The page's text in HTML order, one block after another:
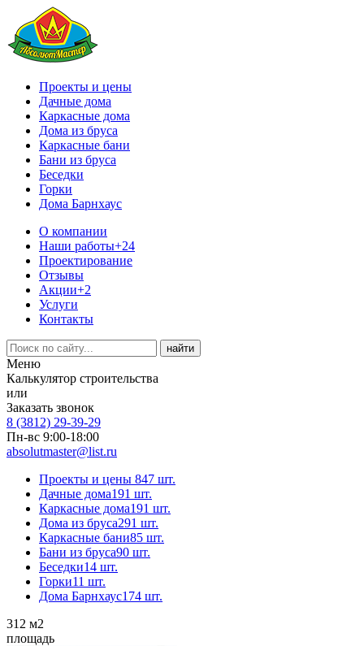
Проекты и цены
Дачные дома
Каркасные дома
Дома из бруса
Каркасные бани
Бани из бруса
Беседки
Горки
Дома Барнхаус
О компании
Наши работы+24
Проектирование
Отзывы
Акции+2
Услуги
Контакты
Меню
Калькулятор строительства
или
Заказать звонок
8 (3812) 29-39-29
Пн-вс 9:00-18:00
absolutmaster@list.ru
Проекты и цены 847 шт.
Дачные дома191 шт.
Каркасные дома191 шт.
Дома из бруса291 шт.
Каркасные бани85 шт.
Бани из бруса90 шт.
Беседки14 шт.
Горки11 шт.
Дома Барнхаус174 шт.
312 м2
площадь